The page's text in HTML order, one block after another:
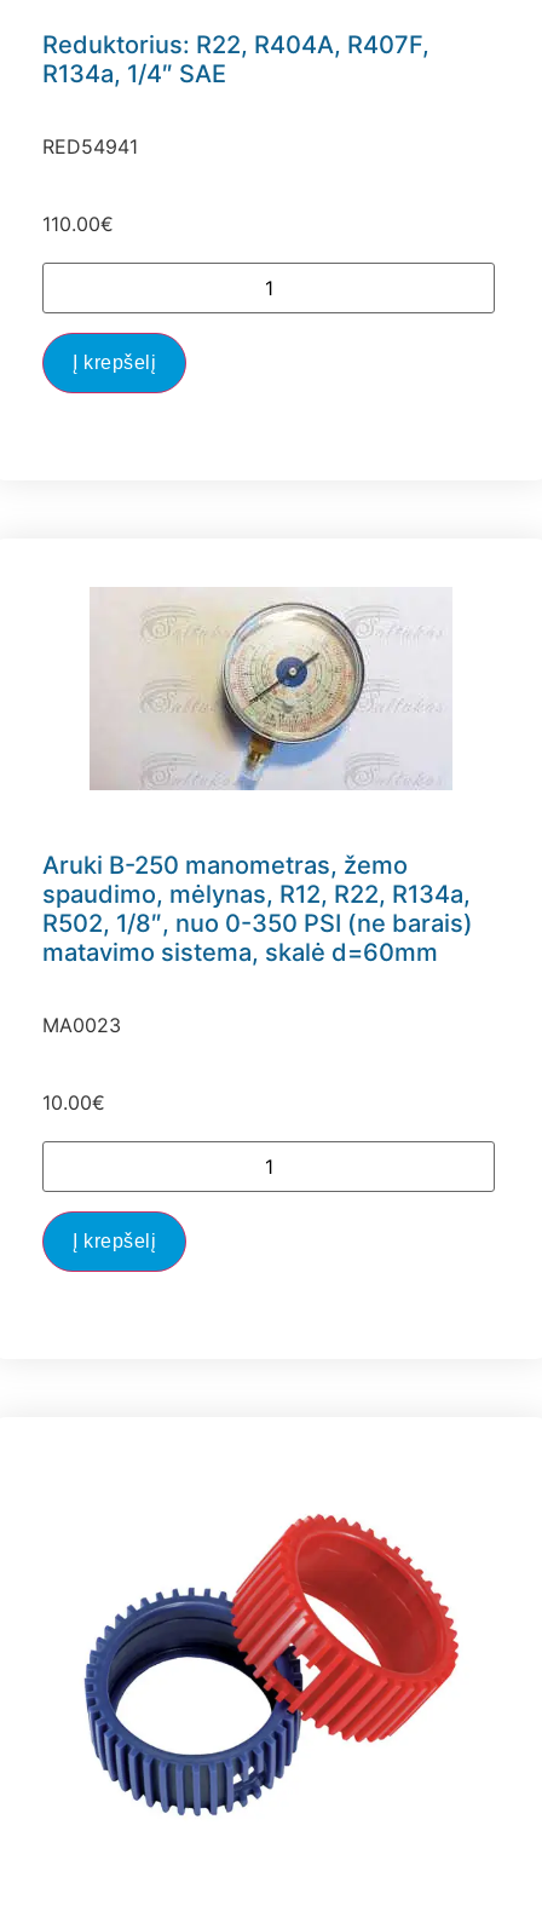
Reduktorius: R22, R404A, R407F,
R134a, 1/4″ SAE
RED54941
110.00€
Į krepšelį
Aruki B-250 manometras, žemo
spaudimo, mėlynas, R12, R22, R134a,
R502, 1/8″, nuo 0-350 PSI (ne barais)
matavimo sistema, skalė d=60mm
MA0023
10.00€
Į krepšelį